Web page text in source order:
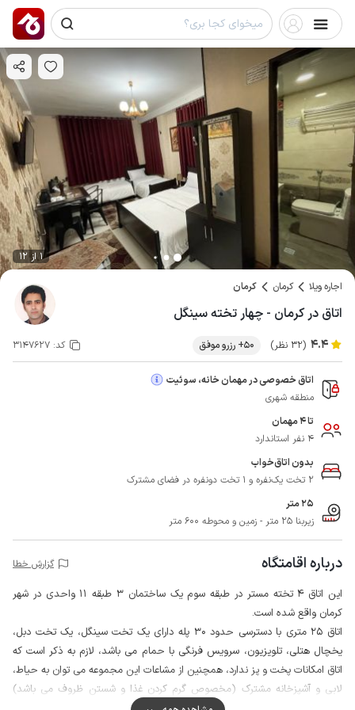
1 از 12
اجاره ویلا کرمان کرمان
اتاق در کرمان - چهار تخته سینگل
4.4 (32 نظر) 50+ رزرو موفق کد: 3147627
اتاق خصوصی در مهمان خانه، سوئیت
منطقه شهری
تا 4 مهمان
4 نفر استاندارد
بدون اتاق‌خواب
2 تخت یک‌نفره و 1 تخت دونفره در فضای مشترک
25 متر
زیربنا 25 متر - زمین و محوطه 600 متر
درباره اقامتگاه گزارش خطا
این اتاق 4 تخته مستر در طبقه سوم یک ساختمان 3 طبقه 11 واحدی در شهر
کرمان واقع شده است.
اتاق 25 متری با دسترسی حدود 30 پله دارای یک تخت سینگل، یک تخت دبل،
یخچال هتلی، تلویزیون، سرویس فرنگی با حمام می باشد، لازم به ذکر است که
اتاق امکانات پخت و پز ندارد، همچنین از مشاعات این مجموعه می توان به حیاط،
لابی و آشپزخانه مشترک (مخصوص گرم کردن غذا و شستن ظروف می باشد)